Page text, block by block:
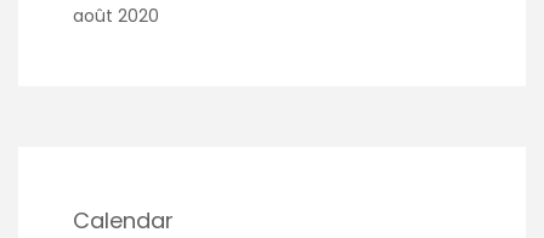
août 2020
Calendar